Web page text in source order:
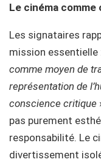
Le cinéma
Les signataires
mission essentielle
comme moyen de
représentation de
conscience critique
pas purement
responsabilité. Le
divertissement